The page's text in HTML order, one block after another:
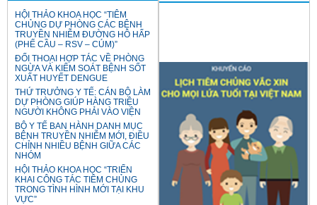
HỘI THẢO KHOA HỌC “TIÊM
CHỦNG DỰ PHÒNG CÁC BỆNH
TRUYỀN NHIỄM ĐƯỜNG HÔ HẤP
(PHẾ CẦU – RSV – CÚM)”
ĐỐI THOẠI HỢP TÁC VỀ PHÒNG
NGỪA VÀ KIỂM SOÁT BỆNH SỐT
XUẤT HUYẾT DENGUE
THỨ TRƯỞNG Y TẾ: CÁN BỘ LÀM
DỰ PHÒNG GIÚP HÀNG TRIỆU
NGƯỜI KHÔNG PHẢI VÀO VIỆN
BỘ Y TẾ BAN HÀNH DANH MỤC
BỆNH TRUYỀN NHIỄM MỚI, ĐIỀU
CHỈNH NHIỀU BỆNH GIỮA CÁC
NHÓM
HỘI THẢO KHOA HỌC “TRIỂN
KHAI CÔNG TÁC TIÊM CHỦNG
TRONG TÌNH HÌNH MỚI TẠI KHU
VỰC”